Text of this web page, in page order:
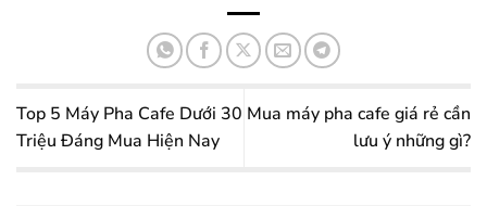
Top 5 Máy Pha Cafe Dưới 30
Triệu Đáng Mua Hiện Nay
Mua máy pha cafe giá rẻ cần
lưu ý những gì?